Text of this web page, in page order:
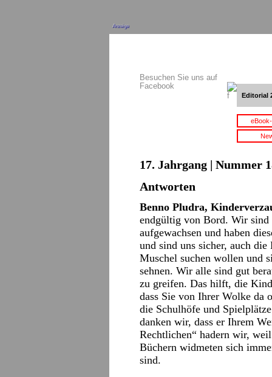
Anzeige
Besuchen Sie uns auf
Facebook
Editorial
17. Jahrgang | Nummer
Antworten
Benno Pludra,
endgültig von Bord. Wir
aufgewachsen und haben
und sind uns sicher, auch
Muschel suchen wollen und
sehnen. Wir alle sind gut
zu greifen. Das hilft, die
dass Sie von Ihrer Wolke da
die Schulhöfe und
danken wir, dass er Ihrem
Rechtlichen“ hadern wir,
Büchern widmeten sich
sind.